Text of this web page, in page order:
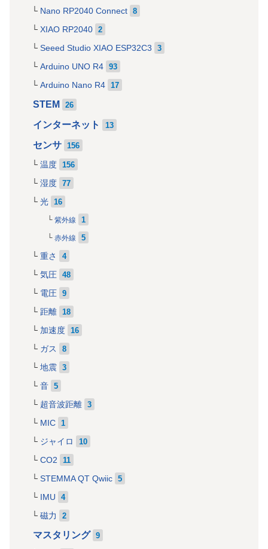
Nano RP2040 Connect 8
XIAO RP2040 2
Seeed Studio XIAO ESP32C3 3
Arduino UNO R4 93
Arduino Nano R4 17
STEM 26
インターネット 13
センサ 156
温度 156
湿度 77
光 16
紫外線 1
赤外線 5
重さ 4
気圧 48
電圧 9
距離 18
加速度 16
ガス 8
地震 3
音 5
超音波距離 3
MIC 1
ジャイロ 10
CO2 11
STEMMA QT Qwiic 5
IMU 4
磁力 2
マスタリング 9